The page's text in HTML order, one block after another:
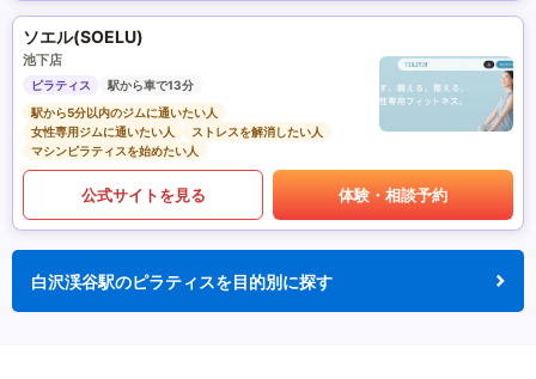
ソエル(SOELU)
池下店
ピラティス
駅から車で13分
駅から5分以内のジムに通いたい人
女性専用ジムに通いたい人
ストレスを解消したい人
マシンピラティスを始めたい人
公式サイトを見る 体験・相談予約
白沢渓谷駅のピラティスを目的別に探す